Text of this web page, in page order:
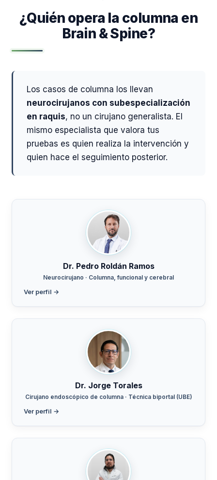
¿Quién opera la columna en
Brain & Spine?
Los casos de columna los llevan
neurocirujanos con subespecialización
en raquis, no un cirujano generalista. El
mismo especialista que valora tus
pruebas es quien realiza la intervención y
quien hace el seguimiento posterior.
Dr. Pedro Roldán Ramos
Neurocirujano · Columna, funcional y cerebral
Ver perfil →
Dr. Jorge Torales
Cirujano endoscópico de columna · Técnica biportal (UBE)
Ver perfil →